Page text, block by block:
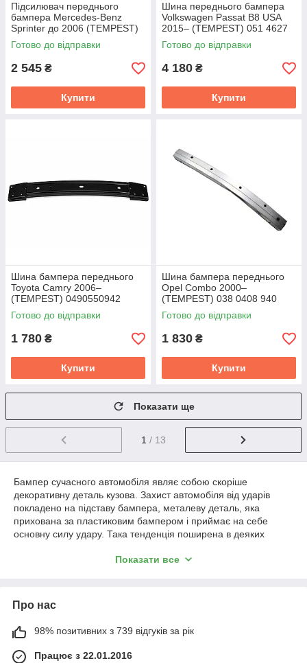
Підсилювач переднього
бампера Mercedes-Benz
Sprinter до 2006 (TEMPEST)
035 0334 940
Готово до відправки
2 545 ₴
Купити
Шина переднього бампера
Volkswagen Passat B8 USA
2015– (TEMPEST) 051 4627
940
Готово до відправки
4 180 ₴
Купити
Шина бампера переднього
Toyota Camry 2006–
(TEMPEST) 0490550942
Готово до відправки
1 780 ₴
Купити
Шина бампера переднього
Opel Combo 2000–
(TEMPEST) 038 0408 940
Готово до відправки
1 830 ₴
Купити
Показати ще
1 / 13
Бампер сучасного автомобіля являє собою скоріше
декоративну деталь кузова. Захист автомобіля від ударів
покладено на підставу бампера, металеву деталь, яка
прихована за пластиковим бампером і приймає на себе
основну силу удару. Така тенденція поширена в деяких
захисту заправної горловини, також можуть бути
На автомобилях ГАЗ и ВАЗ
основания – переднее и
не отличаются и призваны
Показати все
Про нас
98% позитивних з 739 відгуків за рік
Працює з 22.01.2016